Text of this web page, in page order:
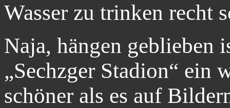
Wasser zu trinken recht
Naja, hängen geblieben
„Sechzger Stadion“ ein
schöner als es auf